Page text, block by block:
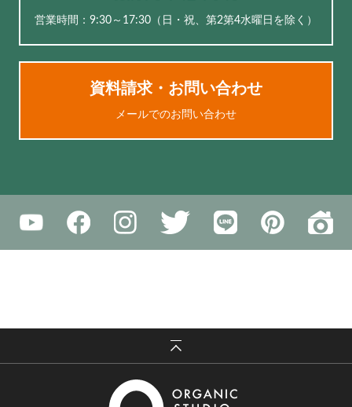
営業時間：9:30～17:30（⽇・祝、第2第4水曜日を除く）
資料請求・お問い合わせ
メールでのお問い合わせ